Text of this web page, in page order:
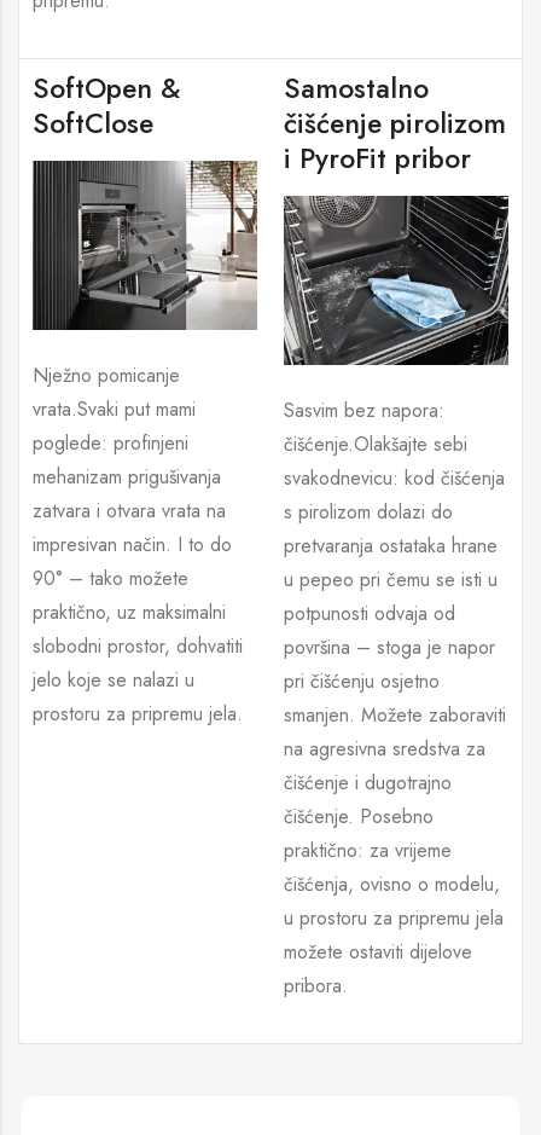
SoftOpen &
SoftClose
Nježno pomicanje
vrata.Svaki put mami
poglede: profinjeni
mehanizam prigušivanja
zatvara i otvara vrata na
impresivan način. I to do
90° – tako možete
praktično, uz maksimalni
slobodni prostor, dohvatiti
jelo koje se nalazi u
prostoru za pripremu jela.
Samostalno
čišćenje pirolizom
i PyroFit pribor
Sasvim bez napora:
čišćenje.Olakšajte sebi
svakodnevicu: kod čišćenja
s pirolizom dolazi do
pretvaranja ostataka hrane
u pepeo pri čemu se isti u
potpunosti odvaja od
površina – stoga je napor
pri čišćenju osjetno
smanjen. Možete zaboraviti
na agresivna sredstva za
čišćenje i dugotrajno
čišćenje. Posebno
praktično: za vrijeme
čišćenja, ovisno o modelu,
u prostoru za pripremu jela
možete ostaviti dijelove
pribora.